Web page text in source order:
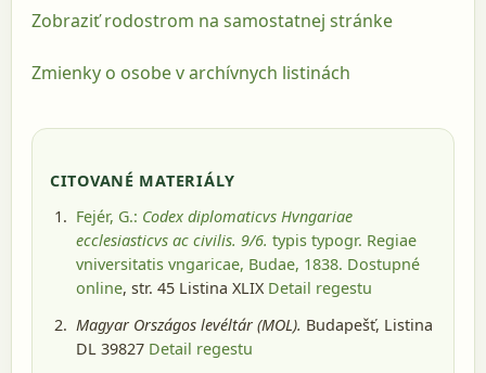
Zobraziť rodostrom na samostatnej stránke
Zmienky o osobe v archívnych listinách
CITOVANÉ MATERIÁLY
Fejér, G.: Codex diplomaticvs Hvngariae
ecclesiasticvs ac civilis. 9/6. typis typogr. Regiae
vniversitatis vngaricae, Budae, 1838. Dostupné
online, str. 45 Listina XLIX Detail regestu
Magyar Országos levéltár (MOL). Budapešť, Listina
DL 39827 Detail regestu